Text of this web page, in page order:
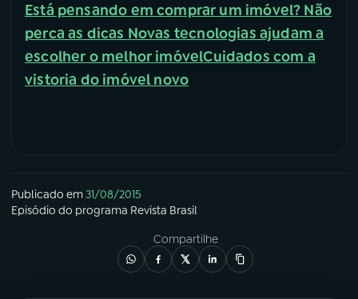
Está pensando em comprar um imóvel? Não
perca as dicas Novas tecnologias ajudam a
escolher o melhor imóvelCuidados com a
vistoria do imóvel novo
Publicado em31/08/2015
Episódio do programa Revista Brasil
Compartilhe